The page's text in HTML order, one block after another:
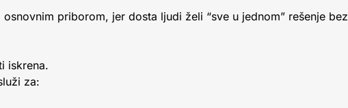
priborom, jer dosta ljudi želi “sve u jednom” rešenje bez
iskrena.
za: